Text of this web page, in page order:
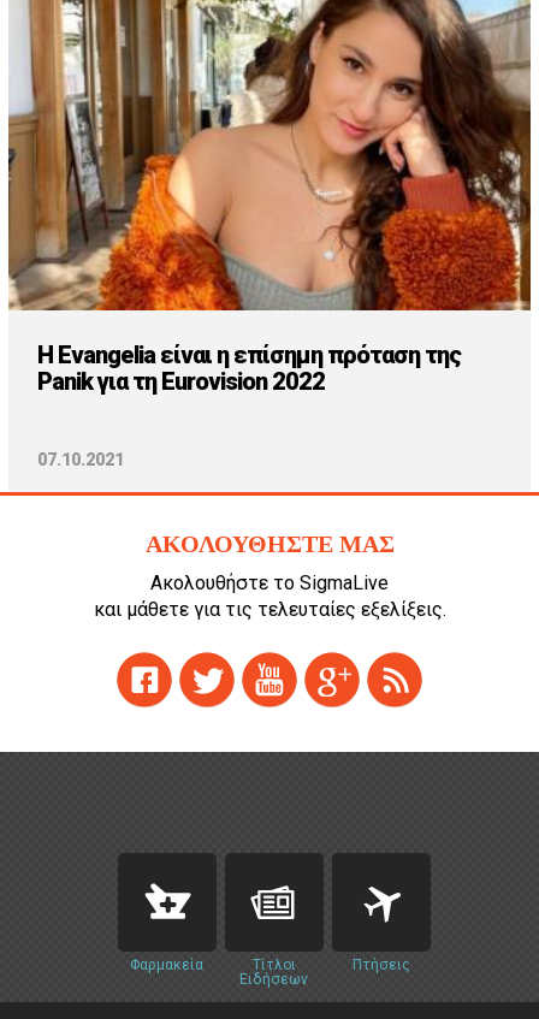
H Evangelia είναι η επίσημη πρόταση της
Panik για τη Eurovision 2022
07.10.2021
ΑΚΟΛΟΥΘΗΣΤΕ ΜΑΣ
Ακολουθήστε το SigmaLive
και μάθετε για τις τελευταίες εξελίξεις.
Φαρμακεία
Τίτλοι
Ειδήσεων
Πτήσεις